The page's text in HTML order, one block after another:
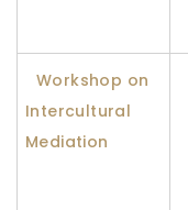
Workshop on
Intercultural
Mediation